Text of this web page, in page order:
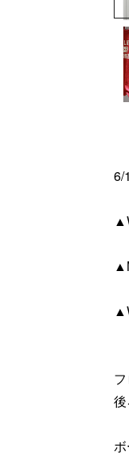
6/